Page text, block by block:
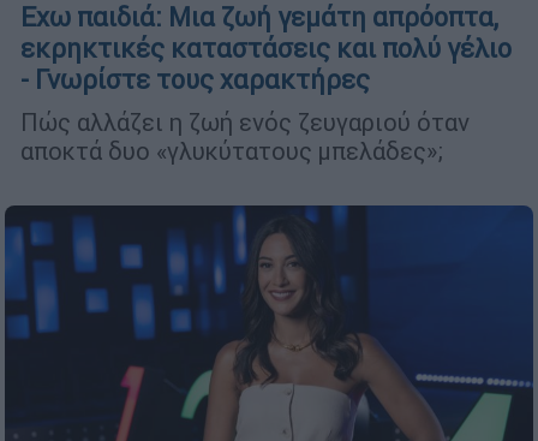
Εχω παιδιά: Μια ζωή γεμάτη απρόοπτα,
εκρηκτικές καταστάσεις και πολύ γέλιο
- Γνωρίστε τους χαρακτήρες
Πώς αλλάζει η ζωή ενός ζευγαριού όταν
αποκτά δυο «γλυκύτατους μπελάδες»;